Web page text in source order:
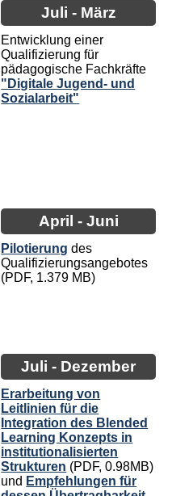
Juli - März
Entwicklung einer
Qualifizierung für
pädagogische Fachkräfte
"Digitale Jugend- und
Sozialarbeit"
April - Juni
Pilotierung des
Qualifizierungsangebotes
(PDF, 1.379 MB)
Juli - Dezember
Erarbeitung von
Leitlinien für die
Integration des Blended
Learning Konzepts in
institutionalisierten
Strukturen (PDF, 0.98MB)
und Empfehlungen für